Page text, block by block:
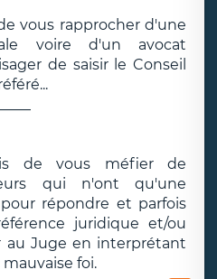
vous rapprocher d'une
voire d'un avocat
de saisir le Conseil
de vous méfier de
qui n'ont qu'une
répondre et parfois
juridique et/ou
au Juge en interprétant
foi.